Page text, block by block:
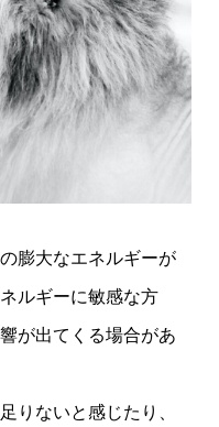
膨大なエネルギーが
ルギーに敏感な方
が出てくる場合があ
りないと感じたり、